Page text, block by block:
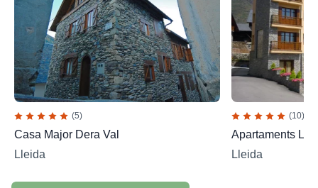
(5)
Casa Major Dera Val
Lleida
(10)
Apartaments La
Lleida